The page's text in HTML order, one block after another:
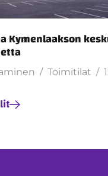
Kymenlaakson
Toimitilat